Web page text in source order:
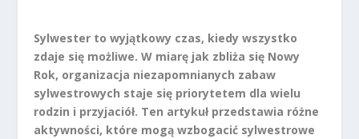
Sylwester to wyjątkowy czas, kiedy wszystko
zdaje się możliwe. W miarę jak zbliża się Nowy
Rok, organizacja niezapomnianych zabaw
sylwestrowych staje się priorytetem dla wielu
rodzin i przyjaciół. Ten artykuł przedstawia różne
aktywności, które mogą wzbogacić sylwestrowe